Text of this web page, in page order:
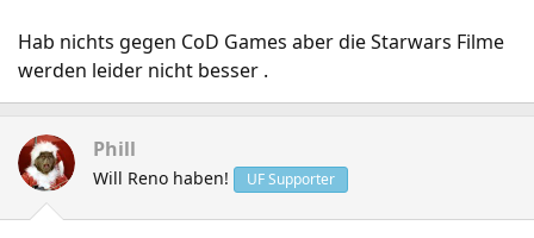
Hab nichts gegen CoD Games aber die Starwars Filme
werden leider nicht besser .
Phill
Will Reno haben! UF Supporter